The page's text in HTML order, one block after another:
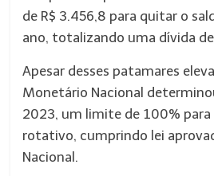
de R$ 3.456,8 para quitar o
ano, totalizando uma dívida
Apesar desses patamares
Monetário Nacional
2023, um limite de 100% para
rotativo, cumprindo lei
Nacional.